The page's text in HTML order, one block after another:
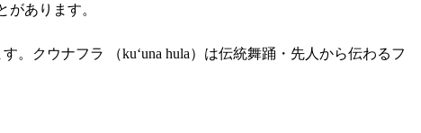
あります。
。クウナフラ （kuʻuna hula）は伝統舞踊・先人から伝わるフ